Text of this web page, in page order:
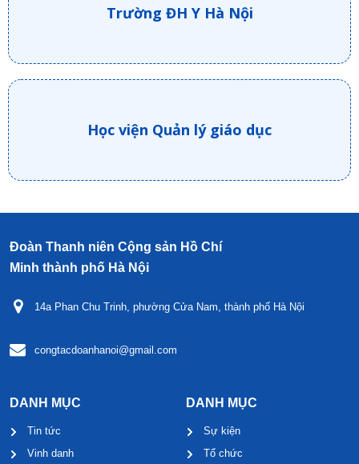
Trường ĐH Y Hà Nội
Học viện Quản lý giáo dục
Đoàn Thanh niên Cộng sản Hồ Chí
Minh thành phố Hà Nội
14a Phan Chu Trinh, phường Cửa Nam, thành phố Hà Nội
congtacdoanhanoi@gmail.com
DANH MỤC
Tin tức
Vinh danh
DANH MỤC
Sự kiện
Tổ chức